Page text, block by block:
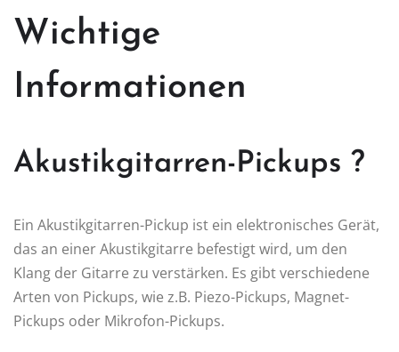
Wichtige
Informationen
Akustikgitarren-Pickups ?
Ein Akustikgitarren-Pickup ist ein elektronisches Gerät,
das an einer Akustikgitarre befestigt wird, um den
Klang der Gitarre zu verstärken. Es gibt verschiedene
Arten von Pickups, wie z.B. Piezo-Pickups, Magnet-
Pickups oder Mikrofon-Pickups.